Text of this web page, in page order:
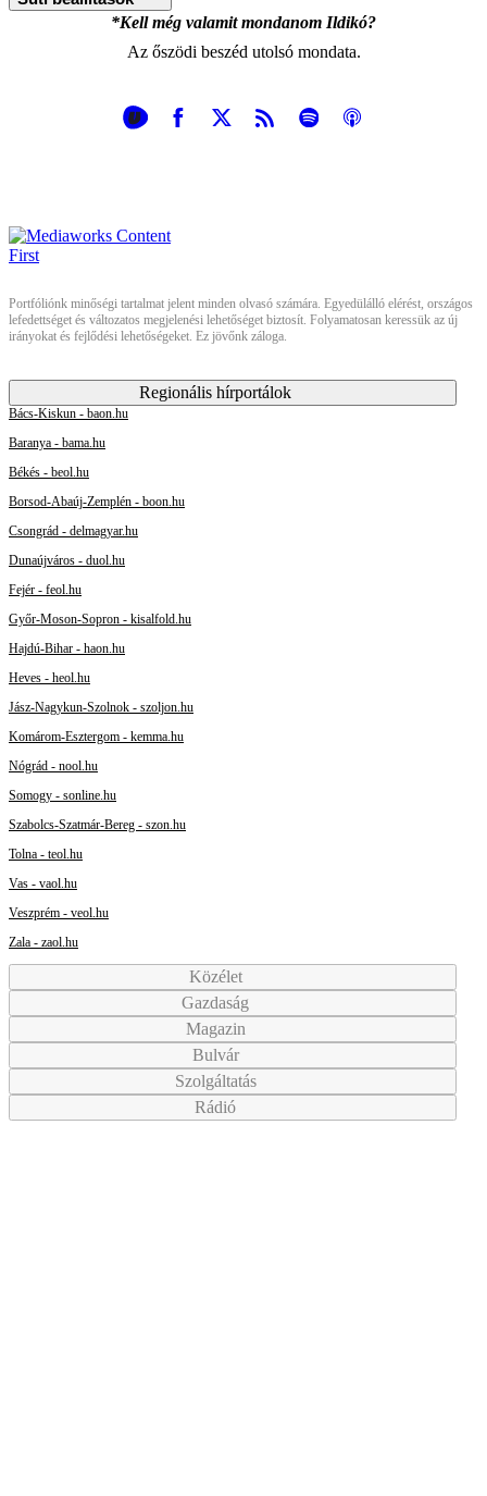
*Kell még valamit mondanom Ildikó?
Az őszödi beszéd utolsó mondata.
Portfóliónk minőségi tartalmat jelent minden olvasó számára. Egyedülálló elérést, országos
lefedettséget és változatos megjelenési lehetőséget biztosít. Folyamatosan keressük az új
irányokat és fejlődési lehetőségeket. Ez jövőnk záloga.
Regionális hírportálok
Bács-Kiskun - baon.hu
Baranya - bama.hu
Békés - beol.hu
Borsod-Abaúj-Zemplén - boon.hu
Csongrád - delmagyar.hu
Dunaújváros - duol.hu
Fejér - feol.hu
Győr-Moson-Sopron - kisalfold.hu
Hajdú-Bihar - haon.hu
Heves - heol.hu
Jász-Nagykun-Szolnok - szoljon.hu
Komárom-Esztergom - kemma.hu
Nógrád - nool.hu
Somogy - sonline.hu
Szabolcs-Szatmár-Bereg - szon.hu
Tolna - teol.hu
Vas - vaol.hu
Veszprém - veol.hu
Zala - zaol.hu
Közélet
Gazdaság
Magazin
Bulvár
Szolgáltatás
Rádió